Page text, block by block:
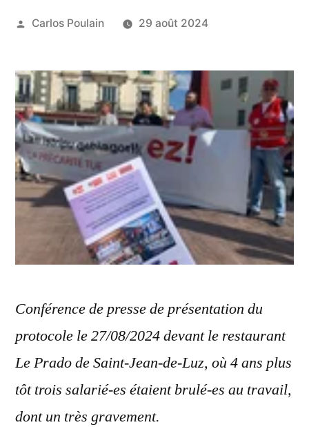
Publié
Carlos Poulain 29 août 2024
Conférence de presse de présentation du
protocole le 27/08/2024 devant le restaurant
Le Prado de Saint-Jean-de-Luz, où 4 ans plus
tôt trois salarié-es étaient brulé-es au travail,
dont un très gravement.